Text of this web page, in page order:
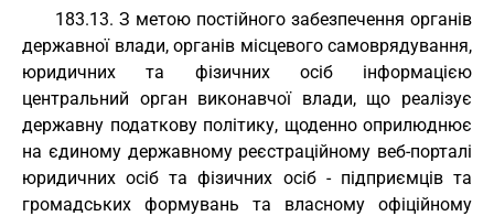
183.13. З метою постійного забезпечення органів
державної влади, органів місцевого самоврядування,
юридичних та фізичних осіб інформацією
центральний орган виконавчої влади, що реалізує
державну податкову політику, щоденно оприлюднює
на єдиному державному реєстраційному веб-порталі
юридичних осіб та фізичних осіб - підприємців та
громадських формувань та власному офіційному